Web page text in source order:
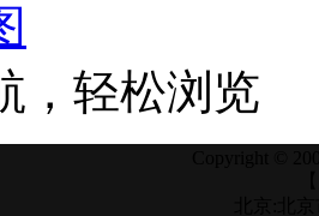
，轻松浏览